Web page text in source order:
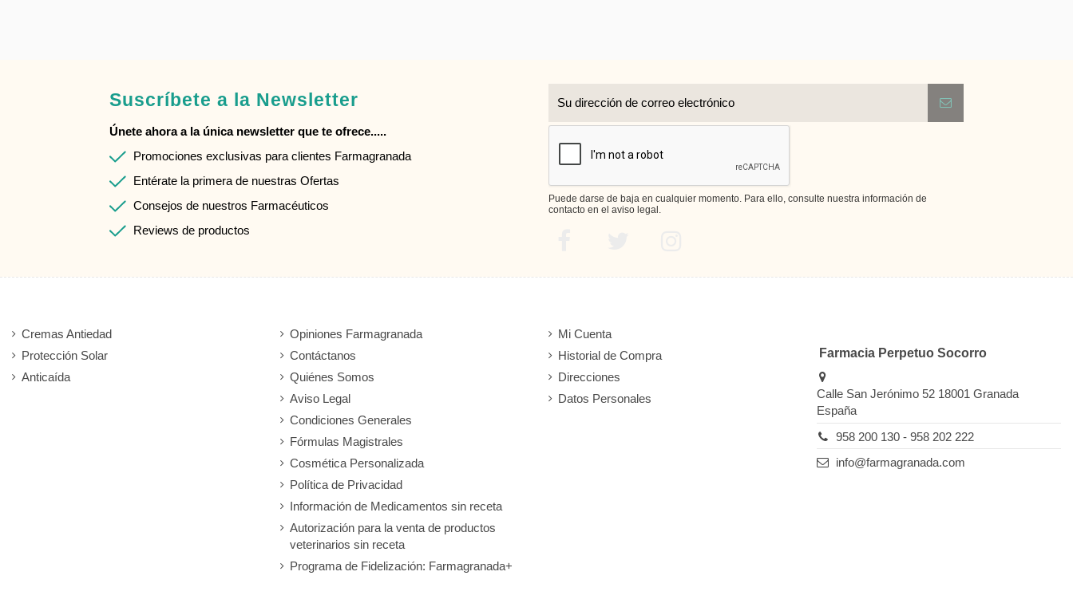
Suscríbete a la Newsletter
Únete ahora a la única newsletter que te ofrece.....
Promociones exclusivas para clientes Farmagranada
Entérate la primera de nuestras Ofertas
Consejos de nuestros Farmacéuticos
Reviews de productos
Puede darse de baja en cualquier momento. Para ello, consulte nuestra información de
contacto en el aviso legal.
Cremas Antiedad
Protección Solar
Anticaída
Opiniones Farmagranada
Contáctanos
Quiénes Somos
Aviso Legal
Condiciones Generales
Fórmulas Magistrales
Cosmética Personalizada
Política de Privacidad
Información de Medicamentos sin receta
Autorización para la venta de productos
veterinarios sin receta
Programa de Fidelización: Farmagranada+
Mi Cuenta
Historial de Compra
Direcciones
Datos Personales
Farmacia Perpetuo Socorro
Calle San Jerónimo 52 18001 Granada
España
958 200 130 - 958 202 222
info@farmagranada.com